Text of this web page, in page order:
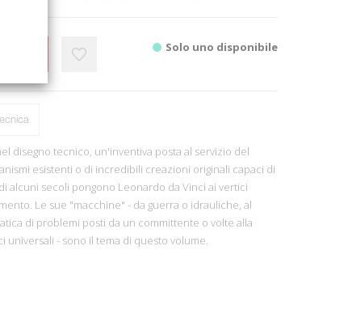
Solo uno disponibile
disegno tecnico, un'inventiva posta al servizio del
esistenti o di incredibili creazioni originali capaci di
alcuni secoli pongono Leonardo da Vinci ai vertici
Le sue "macchine" - da guerra o idrauliche, al
di problemi posti da un committente o volte alla
- sono il tema di questo volume.